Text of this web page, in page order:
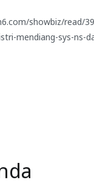
showbiz/read/
mendiang-sys-ns-